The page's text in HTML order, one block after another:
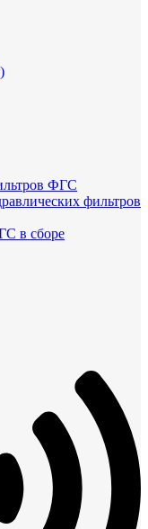
ФГС
фильтров
в сборе